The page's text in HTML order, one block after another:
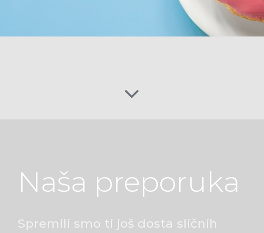
Naša preporuka
Spremili smo ti još dosta sličnih